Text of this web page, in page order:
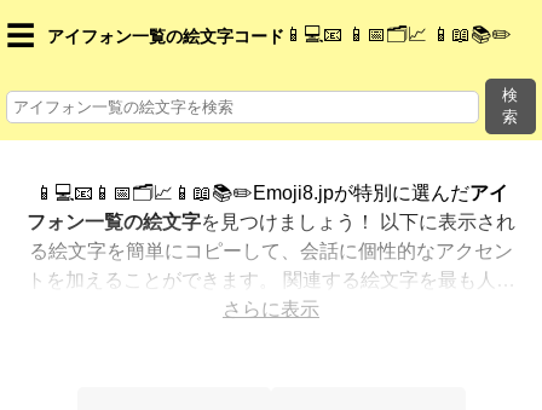
☰ アイフォン一覧の絵文字コード 📱💻📧 📱📅🗂️📈 📱📖📚✏️
検
索
📱💻📧📱📅🗂️📈📱📖📚✏️Emoji8.jpが特別に選んだアイ
フォン一覧の絵文字を見つけましょう！ 以下に表示され
る絵文字を簡単にコピーして、会話に個性的なアクセン
トを加えることができます。 関連する絵文字を最も人気
のある順に表示しました。さらに多くのオプションが欲
さらに表示